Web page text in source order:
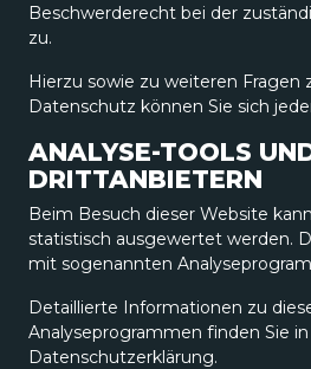
Beschwerderecht bei der
zu.
Hierzu sowie zu weiteren Fragen
Datenschutz können Sie sich
ANALYSE-TOOLS
DRITT­ANBIETERN
Beim Besuch dieser Website
statistisch ausgewertet werden.
mit sogenannten
Detaillierte Informationen zu
Analyseprogrammen finden Sie
Datenschutzerklärung.